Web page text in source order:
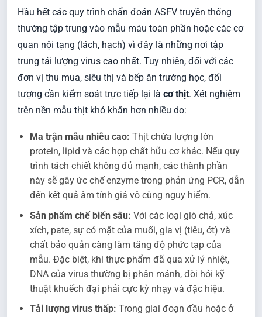
Hầu hết các quy trình chẩn đoán ASFV truyền thống
thường tập trung vào mẫu máu toàn phần hoặc các cơ
quan nội tạng (lách, hạch) vì đây là những nơi tập
trung tải lượng virus cao nhất. Tuy nhiên, đối với các
đơn vị thu mua, siêu thị và bếp ăn trường học, đối
tượng cần kiểm soát trực tiếp lại là cơ thịt. Xét nghiệm
trên nền mẫu thịt khó khăn hơn nhiều do:
Ma trận mẫu nhiễu cao: Thịt chứa lượng lớn
protein, lipid và các hợp chất hữu cơ khác. Nếu quy
trình tách chiết không đủ mạnh, các thành phần
này sẽ gây ức chế enzyme trong phản ứng PCR, dẫn
đến kết quả âm tính giả vô cùng nguy hiểm.
Sản phẩm chế biến sâu: Với các loại giò chả, xúc
xích, pate, sự có mặt của muối, gia vị (tiêu, ớt) và
chất bảo quản càng làm tăng độ phức tạp của
mẫu. Đặc biệt, khi thực phẩm đã qua xử lý nhiệt,
DNA của virus thường bị phân mảnh, đòi hỏi kỹ
thuật khuếch đại phải cực kỳ nhạy và đặc hiệu.
Tải lượng virus thấp: Trong giai đoạn đầu hoặc ở